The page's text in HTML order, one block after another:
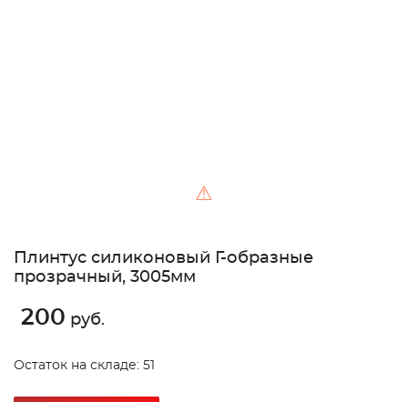
⚠
Плинтус силиконовый Г-образные
прозрачный, 3005мм
200 руб.
Остаток на складе: 51